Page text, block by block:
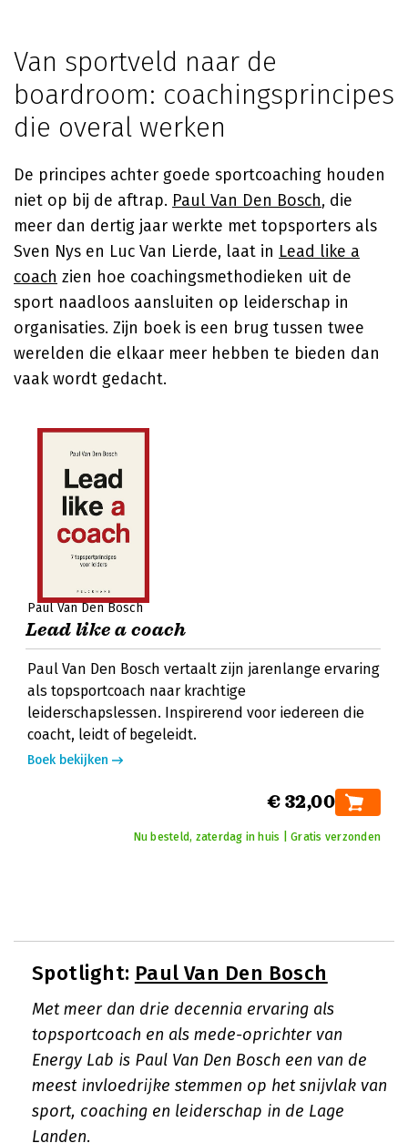
Van sportveld naar de
boardroom: coachingsprincipes
die overal werken
De principes achter goede sportcoaching houden
niet op bij de aftrap. Paul Van Den Bosch, die
meer dan dertig jaar werkte met topsporters als
Sven Nys en Luc Van Lierde, laat in Lead like a
coach zien hoe coachingsmethodieken uit de
sport naadloos aansluiten op leiderschap in
organisaties. Zijn boek is een brug tussen twee
werelden die elkaar meer hebben te bieden dan
vaak wordt gedacht.
Paul Van Den Bosch
Lead like a coach
Paul Van Den Bosch vertaalt zijn jarenlange ervaring
als topsportcoach naar krachtige
leiderschapslessen. Inspirerend voor iedereen die
coacht, leidt of begeleidt.
Boek bekijken
€ 32,00
Nu besteld, zaterdag in huis | Gratis verzonden
Spotlight: Paul Van Den Bosch
Met meer dan drie decennia ervaring als
topsportcoach en als mede-oprichter van
Energy Lab is Paul Van Den Bosch een van de
meest invloedrijke stemmen op het snijvlak van
sport, coaching en leiderschap in de Lage
Landen.